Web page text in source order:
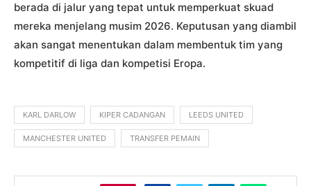
berada di jalur yang tepat untuk memperkuat skuad
mereka menjelang musim 2026. Keputusan yang diambil
akan sangat menentukan dalam membentuk tim yang
kompetitif di liga dan kompetisi Eropa.
KARL DARLOW KIPER CADANGAN LEEDS UNITED
MANCHESTER UNITED TRANSFER PEMAIN